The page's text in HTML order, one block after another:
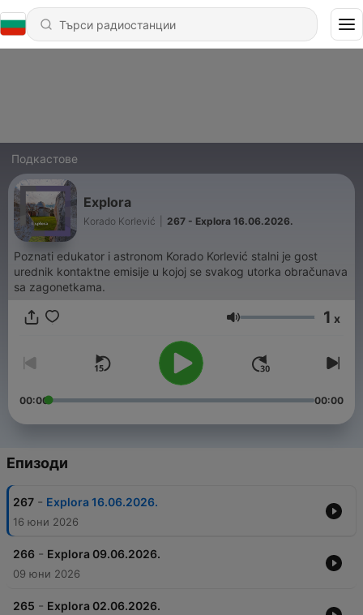
Подкастове
Explora
Korado Korlević 267 - Explora 16.06.2026.
Poznati edukator i astronom Korado Korlević stalni je gost
urednik kontaktne emisije u kojoj se svakog utorka obračunava
sa zagonetkama.
Сила на звука
1 x
00:00 00:00
Епизоди
267 - Explora 16.06.2026.
16 юни 2026
266 - Explora 09.06.2026.
09 юни 2026
265 - Explora 02.06.2026.